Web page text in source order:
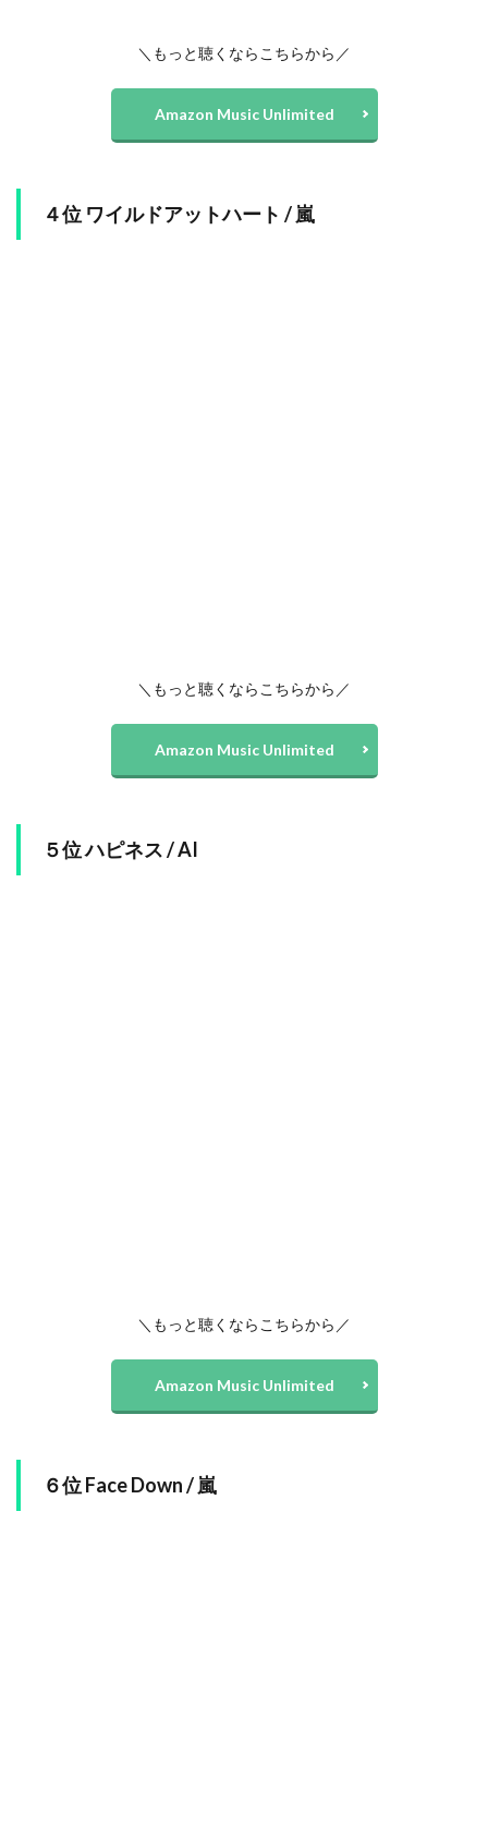
＼もっと聴くならこちらから／
Amazon Music Unlimited
４位 ワイルドアットハート / 嵐
＼もっと聴くならこちらから／
Amazon Music Unlimited
５位 ハピネス / AI
＼もっと聴くならこちらから／
Amazon Music Unlimited
６位 Face Down / 嵐